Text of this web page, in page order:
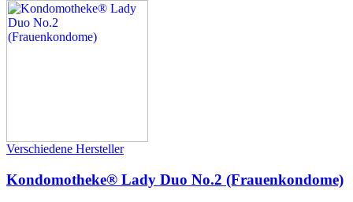
Verschiedene Hersteller
Kondomotheke® Lady Duo No.2 (Frauenkondome)